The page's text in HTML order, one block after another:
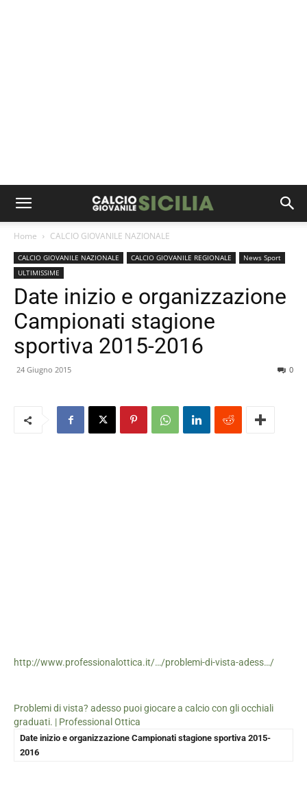
Home CALCIO GIOVANILE NAZIONALE
CALCIO GIOVANILE NAZIONALE CALCIO GIOVANILE REGIONALE
News Sport
ULTIMISSIME
Date inizio e organizzazione
Campionati stagione
sportiva 2015-2016
24 Giugno 2015 0
http://www.professionalottica.it/…/problemi-di-vista-adess…/
Problemi di vista? adesso puoi giocare a calcio con gli occhiali
graduati. | Professional Ottica
Date inizio e organizzazione Campionati stagione sportiva 2015-
2016